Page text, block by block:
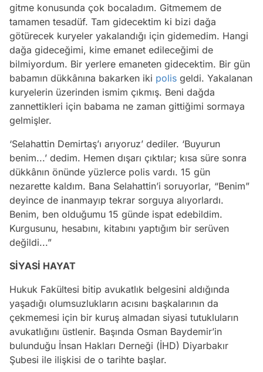
gitme konusunda çok bocaladım. Gitmemem de
tamamen tesadüf. Tam gidecektim ki bizi dağa
götürecek kuryeler yakalandığı için gidemedim. Hangi
dağa gideceğimi, kime emanet edileceğimi de
bilmiyordum. Bir yerlere emaneten gidecektim. Bir gün
babamın dükkânına bakarken iki polis geldi. Yakalanan
kuryelerin üzerinden ismim çıkmış. Beni dağda
zannettikleri için babama ne zaman gittiğimi sormaya
gelmişler.
‘Selahattin Demirtaş’ı arıyoruz’ dediler. ‘Buyurun
benim...’ dedim. Hemen dışarı çıktılar; kısa süre sonra
dükkânın önünde yüzlerce polis vardı. 15 gün
nezarette kaldım. Bana Selahattin’i soruyorlar, “Benim”
deyince de inanmayıp tekrar sorguya alıyorlardı.
Benim, ben olduğumu 15 günde ispat edebildim.
Kurgusunu, hesabını, kitabını yaptığım bir serüven
değildi...”
SİYASİ HAYAT
Hukuk Fakültesi bitip avukatlık belgesini aldığında
yaşadığı olumsuzlukların acısını başkalarının da
çekmemesi için bir kuruş almadan siyasi tutukluların
avukatlığını üstlenir. Başında Osman Baydemir’in
bulunduğu İnsan Hakları Derneği (İHD) Diyarbakır
Şubesi ile ilişkisi de o tarihte başlar.